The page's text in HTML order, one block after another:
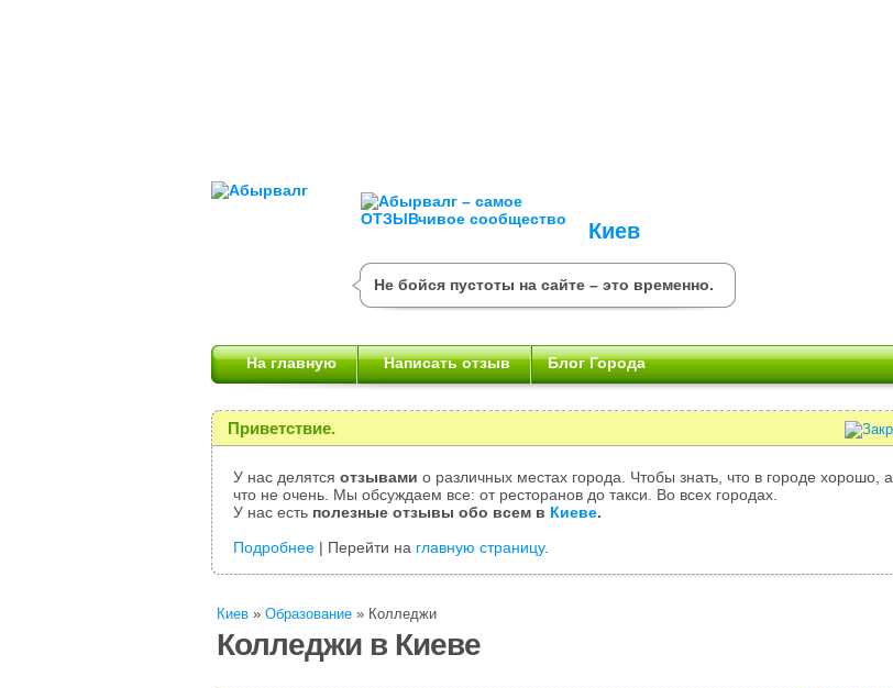
Киев
Не бойся пустоты на сайте – это временно.
На главную Написать отзыв Блог Города
Приветствие.
У нас делятся отзывами о различных местах города. Чтобы знать, что в городе хорошо, а
что не очень. Мы обсуждаем все: от ресторанов до такси. Во всех городах.
У нас есть полезные отзывы обо всем в Киеве.
Подробнее | Перейти на главную страницу.
Киев » Образование » Колледжи
Колледжи в Киеве